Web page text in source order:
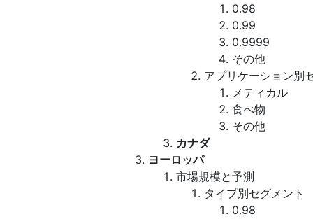
0.98
0.99
0.9999
その他
アプリケーション別
メティカル
食べ物
その他
カナダ
ヨーロッパ
市場規模と予測
タイプ別セグメント
0.98